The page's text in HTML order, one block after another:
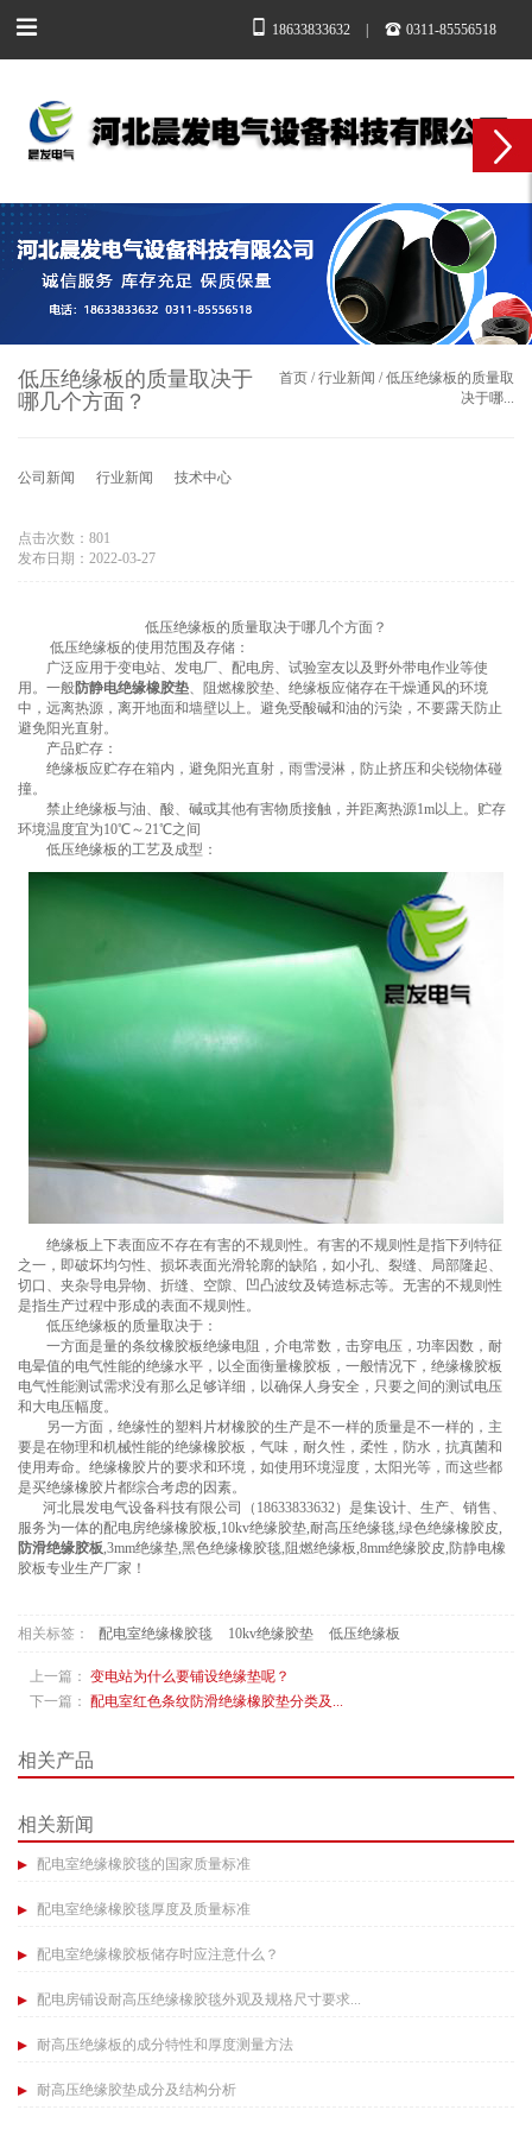
18633833632 0311-85556518
低压绝缘板的质量取决于
哪几个方面？​
首页 /行业新闻 /低压绝缘板的质量取
决于哪...
公司新闻 行业新闻 技术中心
点击次数：801
发布日期：2022-03-27
低压绝缘板的质量取决于哪几个方面？
低压绝缘板的使用范围及存储：
广泛应用于变电站、发电厂、配电房、试验室友以及野外带电作业等使
用。一般防静电绝缘橡胶垫、阻燃橡胶垫、绝缘板应储存在干燥通风的环境
中，远离热源，离开地面和墙壁以上。避免受酸碱和油的污染，不要露天防止
避免阳光直射。
产品贮存：
绝缘板应贮存在箱内，避免阳光直射，雨雪浸淋，防止挤压和尖锐物体碰
撞。
禁止绝缘板与油、酸、碱或其他有害物质接触，并距离热源1m以上。贮存
环境温度宜为10℃～21℃之间
低压绝缘板的工艺及成型：
绝缘板上下表面应不存在有害的不规则性。有害的不规则性是指下列特征
之一，即破坏均匀性、损坏表面光滑轮廓的缺陷，如小孔、裂缝、局部隆起、
切口、夹杂导电异物、折缝、空隙、凹凸波纹及铸造标志等。无害的不规则性
是指生产过程中形成的表面不规则性。
低压绝缘板的质量取决于：
一方面是量的条纹橡胶板绝缘电阻，介电常数，击穿电压，功率因数，耐
电晕值的电气性能的绝缘水平，以全面衡量橡胶板，一般情况下，绝缘橡胶板
电气性能测试需求没有那么足够详细，以确保人身安全，只要之间的测试电压
和大电压幅度。
另一方面，绝缘性的塑料片材橡胶的生产是不一样的质量是不一样的，主
要是在物理和机械性能的绝缘橡胶板，气味，耐久性，柔性，防水，抗真菌和
使用寿命。绝缘橡胶片的要求和环境，如使用环境湿度，太阳光等，而这些都
是买绝缘橡胶片都综合考虑的因素。
河北晨发电气设备科技有限公司（18633833632）是集设计、生产、销售、
服务为一体的配电房绝缘橡胶板,10kv绝缘胶垫,耐高压绝缘毯,绿色绝缘橡胶皮,
防滑绝缘胶板,3mm绝缘垫,黑色绝缘橡胶毯,阻燃绝缘板,8mm绝缘胶皮,防静电橡
胶板专业生产厂家！
相关标签： 配电室绝缘橡胶毯 10kv绝缘胶垫 低压绝缘板
上一篇： 变电站为什么要铺设绝缘垫呢？
下一篇： 配电室红色条纹防滑绝缘橡胶垫分类及...
相关产品
相关新闻
配电室绝缘橡胶毯的国家质量标准
配电室绝缘橡胶毯厚度及质量标准​
配电室绝缘橡胶板储存时应注意什么？
配电房铺设耐高压绝缘橡胶毯外观及规格尺寸要求...
耐高压绝缘板的成分特性和厚度测量方法​
耐高压绝缘胶垫成分及结构分析​